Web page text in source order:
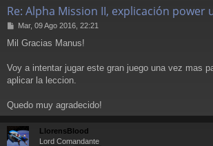
Re: Alpha Mission II, explicación power
M
n
a
Mar, 09 Ago 2016, 22:21
Mil Gracias Manus!
Voy a intentar jugar este gran juego una vez mas
aplicar la leccion.
Quedo muy agradecido!
LlorensBlood
Lord Comandante